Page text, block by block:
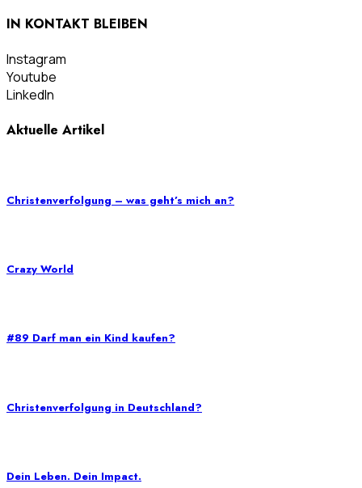
IN KONTAKT BLEIBEN
Instagram
Youtube
LinkedIn
Aktuelle Artikel
Christenverfolgung – was geht’s mich an?
Crazy World
#89 Darf man ein Kind kaufen?
Christenverfolgung in Deutschland?
Dein Leben. Dein Impact.